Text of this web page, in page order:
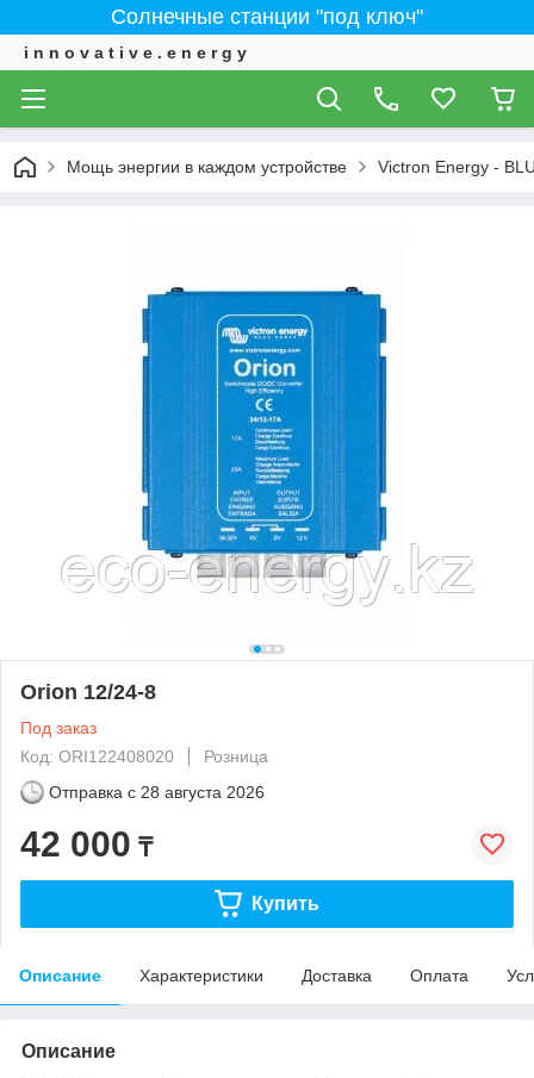
Солнечные станции "под ключ"
i n n o v a t i v e . e n e r g y
Мощь энергии в каждом устройстве Victron Energy -
Orion 12/24-8
Под заказ
Код: ORI122408020
Розница
Отправка с 28 августа 2026
42 000 ₸
Купить
Описание Характеристики Доставка Оплата
Описание